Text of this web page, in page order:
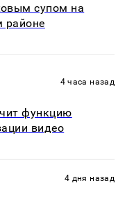
супом на
районе
4 часа назад
функцию
видео
4 дня назад